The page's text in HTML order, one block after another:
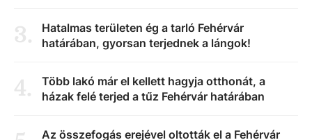
3.
Hatalmas területen ég a tarló Fehérvár
határában, gyorsan terjednek a lángok!
4.
Több lakó már el kellett hagyja otthonát, a
házak felé terjed a tűz Fehérvár határában
Az összefogás erejével oltották el a Fehérvár